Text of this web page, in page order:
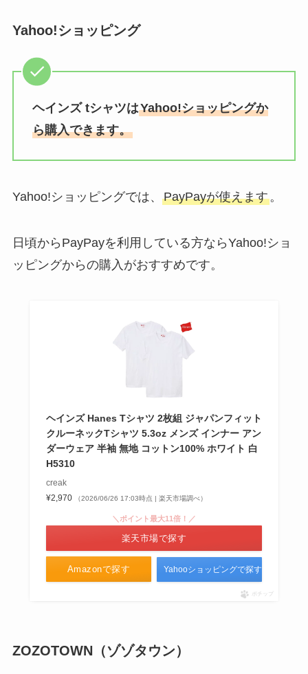
Yahoo!ショッピング
ヘインズ tシャツはYahoo!ショッピングか
ら購入できます。
Yahoo!ショッピングでは、 PayPayが使えます。
日頃からPayPayを利用している方ならYahoo!ショ
ッピングからの購入がおすすめです。
ヘインズ Hanes Tシャツ 2枚組 ジャパンフィット
クルーネックTシャツ 5.3oz メンズ インナー アン
ダーウェア 半袖 無地 コットン100% ホワイト 白
H5310
creak
¥2,970
（2026/06/26 17:03時点 | 楽天市場調べ）
Amazonで探す
＼ポイント最大11倍！／
楽天市場で探す
Yahooショッピングで探す
ポチップ
ZOZOTOWN（ゾゾタウン）